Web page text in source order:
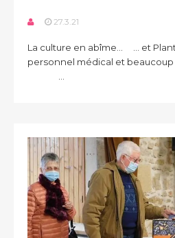
27.3.21
La culture en abîme... ... et
personnel médical et